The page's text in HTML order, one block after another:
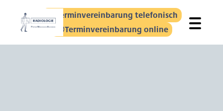
Terminvereinbarung telefonisch
Terminvereinbarung online